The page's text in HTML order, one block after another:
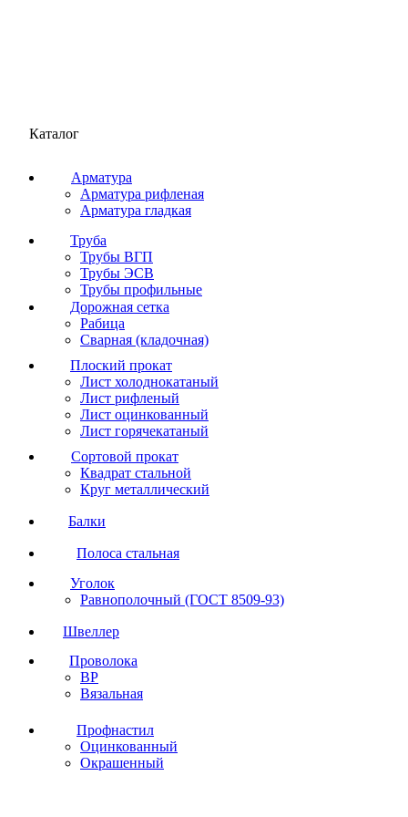
Каталог
Арматура
Арматура рифленая
Арматура гладкая
Труба
Трубы ВГП
Трубы ЭСВ
Трубы профильные
Дорожная сетка
Рабица
Сварная (кладочная)
Плоский прокат
Лист холоднокатаный
Лист рифленый
Лист оцинкованный
Лист горячекатаный
Сортовой прокат
Квадрат стальной
Круг металлический
Балки
Полоса стальная
Уголок
Равнополочный (ГОСТ 8509-93)
Швеллер
Проволока
ВР
Вязальная
Профнастил
Оцинкованный
Окрашенный